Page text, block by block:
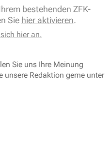
bestehenden ZFK-
Sie hier aktivieren.
hier an.
Sie uns Ihre Meinung
unsere Redaktion gerne unter